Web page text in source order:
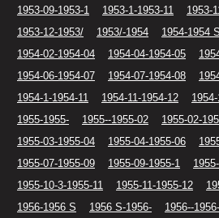
1953-09-1953-1 1953-1-1953-11
1953-
1953-12-1953/
1953/-1954 1954-1954 S
1954-02-1954-04
1954-04-1954-05
1954-06-1954-07
1954-07-1954-08
1954-1-1954-11
1954-11-1954-12
1955-1955-
1955--1955-02
1955-02-
1955-03-1955-04
1955-04-1955-06
1955-07-1955-09
1955-09-1955-1
1955-10-3-1955-11
1955-11-1955-12
1956-1956 S
1956 S-1956-
1956--